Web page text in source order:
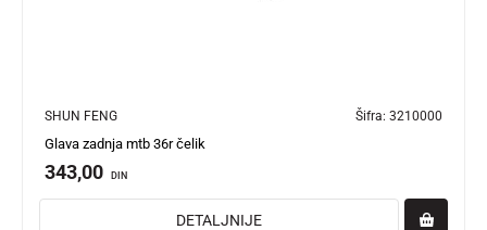
SHUN FENG Šifra: 3210000
Glava zadnja mtb 36r čelik
343,00 DIN
DETALJNIJE